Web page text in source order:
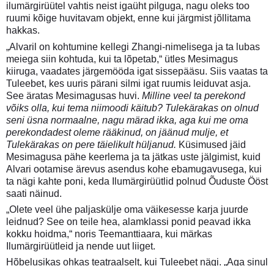
ilumärgirüütel vahtis neist igaüht pilguga, nagu oleks too
ruumi kõige huvitavam objekt, enne kui järgmist jõllitama
hakkas.
„Alvaril on kohtumine kellegi Zhangi-nimelisega ja ta lubas
meiega siin kohtuda, kui ta lõpetab,“ ütles Mesimagus
kiiruga, vaadates järgemööda igat sissepääsu. Siis vaatas ta
Tuleebet, kes uuris pärani silmi igat ruumis leiduvat asja.
See äratas Mesimagusas huvi. Milline veel ta perekond
võiks olla, kui tema niimoodi käitub? Tulekärakas on olnud
seni üsna normaalne, nagu märad ikka, aga kui me oma
perekondadest oleme rääkinud, on jäänud mulje, et
Tulekärakas on pere täielikult hüljanud. Küsimused jäid
Mesimagusa pähe keerlema ja ta jätkas uste jälgimist, kuid
Alvari ootamise ärevus asendus kohe ebamugavusega, kui
ta nägi kahte poni, keda Ilumärgirüütlid polnud Õuduste Ööst
saati näinud.
„Olete veel ühe paljaskülje oma väikesesse karja juurde
leidnud? See on teile hea, alamklassi ponid peavad ikka
kokku hoidma,“ noris Teemanttiaara, kui märkas
Ilumärgirüütleid ja nende uut liiget.
Hõbelusikas ohkas teatraalselt, kui Tuleebet nägi. „Aga sinul